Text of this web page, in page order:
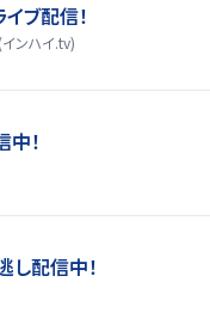
ブ配信！
ンハイ.tv)
！
配信中！